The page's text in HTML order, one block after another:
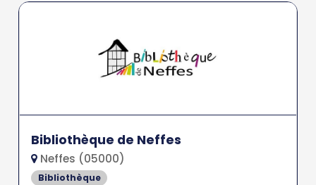
Bibliothèque de Neffes
Neffes (05000)
Bibliothèque